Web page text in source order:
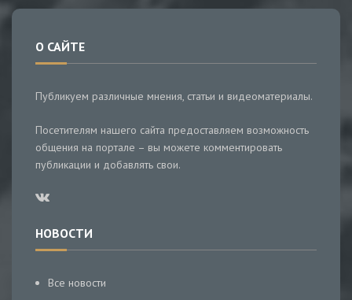
О САЙТЕ
Публикуем различные мнения, статьи и видеоматериалы.
Посетителям нашего сайта предоставляем возможность
общения на портале – вы можете комментировать
публикации и добавлять свои.
НОВОСТИ
Все новости